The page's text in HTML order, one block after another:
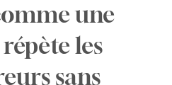
une
les
sans